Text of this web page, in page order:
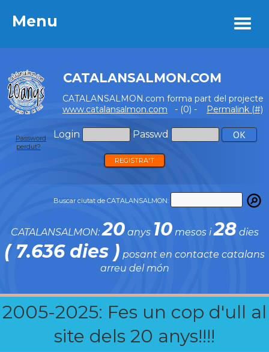
Menu
CATALANSALMON.COM
CATALANSALMON.com forma part del projecte
www.catalansalmon.com - (0) - Permalink (#)
Login Passwd
Password
perdut?
REGISTRA'T
Buscar ciutat de CATALANSALMON:
CATALANSALMON:20anys 10mesos i28 dies
( 7.636 dies ) posant en contacte catalans
arreu del món
2005-2025: Fes un cop d'ull al
site dels 20 anys!!!!
Menu